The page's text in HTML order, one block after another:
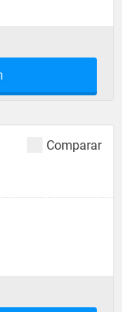
Comparar